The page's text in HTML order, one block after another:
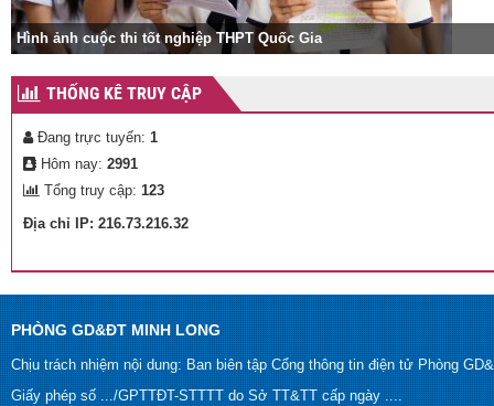
THỐNG KÊ TRUY CẬP
Đang trực tuyến: 1
Hôm nay: 2991
Tổng truy cập: 123
Địa chỉ IP: 216.73.216.32
PHÒNG GD&ĐT MINH LONG
Chịu trách nhiệm nội dung: Ban biên tập Cổng thông tin điện tử Phòng
Giấy phép số .../GPTTĐT-STTTT do Sở TT&TT cấp ngày ....